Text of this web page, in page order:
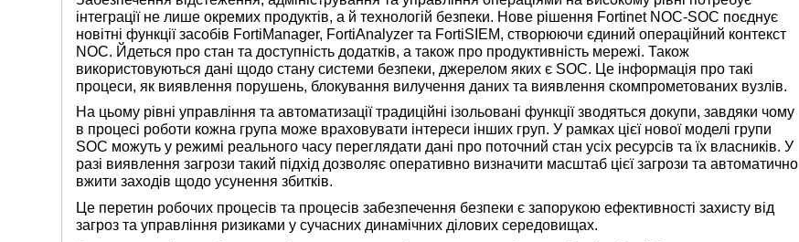
інтеграції не лише окремих продуктів, а й технологій безпеки. Нове рішення Fortinet NOC-SOC поєднує
новітні функції засобів FortiManager, FortiAnalyzer та FortiSIEM, створюючи єдиний операційний контекст
NOC. Йдеться про стан та доступність додатків, а також про продуктивність мережі. Також
використовуються дані щодо стану системи безпеки, джерелом яких є SOC. Це інформація про такі
процеси, як виявлення порушень, блокування вилучення даних та виявлення скомпрометованих вузлів.
На цьому рівні управління та автоматизації традиційні ізольовані функції зводяться докупи, завдяки чому
в процесі роботи кожна група може враховувати інтереси інших груп. У рамках цієї нової моделі групи
SOC можуть у режимі реального часу переглядати дані про поточний стан усіх ресурсів та їх власників. У
разі виявлення загрози такий підхід дозволяє оперативно визначити масштаб цієї загрози та автоматично
вжити заходів щодо усунення збитків.
Це перетин робочих процесів та процесів забезпечення безпеки є запорукою ефективності захисту від
загроз та управління ризиками у сучасних динамічних ділових середовищах.